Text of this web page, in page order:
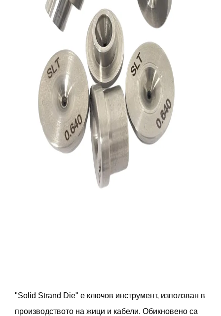
"Solid Strand Die" е ключов инструмент, използван в
производството на жици и кабели. Обикновено са